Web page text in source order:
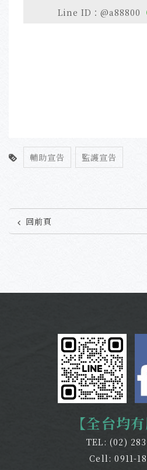
Line ID：@a88800
輔助宣告 監護宣告
回前頁
【全台均
TEL:(02)
Cell:0911-